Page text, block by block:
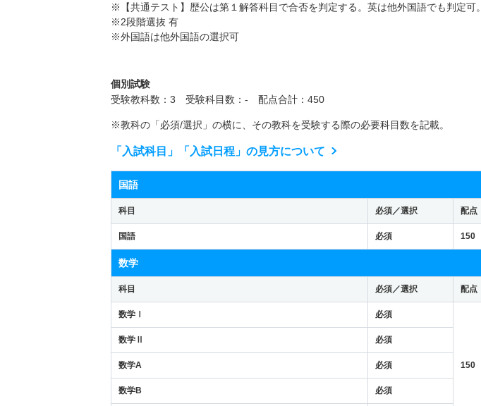
※【共通テスト】歴公は第１解答科目で合否を判定する。英は他外国語でも判定可。
※2段階選抜 有
※外国語は他外国語の選択可
個別試験
受験教科数：3 受験科目数：- 配点合計：450
※教科の「必須/選択」の横に、その教科を受験する際の必要科目数を記載。
「入試科目」「入試日程」の見方について
国語
科目 必須／選択 配点
国語 必須 150
数学
科目 必須／選択 配点
数学Ⅰ 必須
150
数学Ⅱ 必須
数学A 必須
数学B 必須